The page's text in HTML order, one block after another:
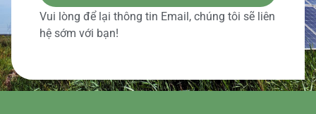
Vui lòng để lại thông tin Email, chúng tôi sẽ liên
hệ sớm với bạn!